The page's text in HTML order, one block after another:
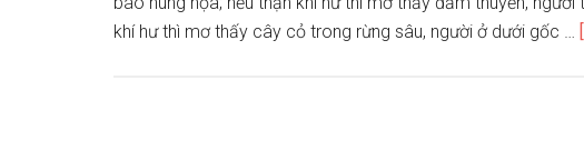
khí hư thì mơ thấy cây cỏ trong rừng sâu, người ở dưới gốc …